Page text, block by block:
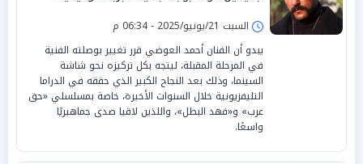
جديدةالسبت 21/يونيو/2025 - 06:34 م
يبدو أن الفنان أحمد العوضي قرر تغيير بوصلته الفنية
في المرحلة المقبلة، ليتجه بكل تركيزه نحو شاشة
السينما، وذلك بعد النجاح الكبير الذي حققه في الدراما
التليفزيونية خلال السنوات الأخيرة، خاصة بمسلسلي «حق
عرب» و«فهد البطل»، واللذين لاقيا صدى جماهيريًا
واسعًا.